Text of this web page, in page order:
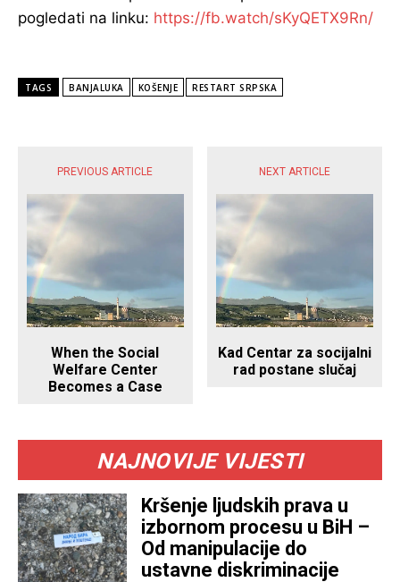
pogledati na linku: https://fb.watch/sKyQETX9Rn/
TAGS BANJALUKA KOŠENJE RESTART SRPSKA
PREVIOUS ARTICLE
When the Social
Welfare Center
Becomes a Case
NEXT ARTICLE
Kad Centar za socijalni
rad postane slučaj
NAJNOVIJE VIJESTI
Kršenje ljudskih prava u
izbornom procesu u BiH –
Od manipulacije do
ustavne diskriminacije